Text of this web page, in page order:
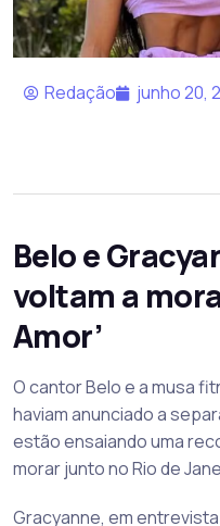
Redação junho 20,
Belo e
voltam a
Amor’
O cantor Belo e a musa
haviam anunciado a
estão ensaiando uma
morar junto no Rio de
Gracyanne, em